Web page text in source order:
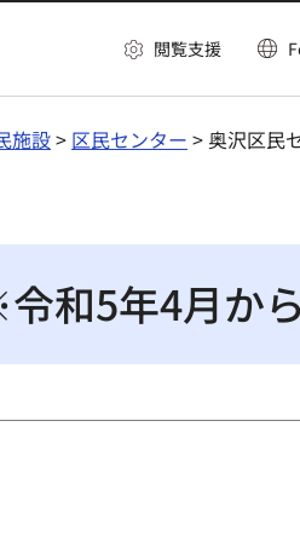
閲覧支援
施設> 区民センター > 奥沢区民
和5年4月か